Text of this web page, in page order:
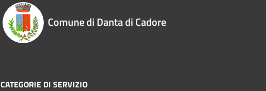
Comune di Danta di Cadore
CATEGORIE DI SERVIZIO